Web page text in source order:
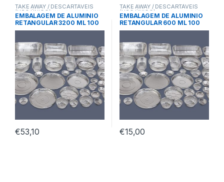
TAKE AWAY / DESCARTÁVEIS
(USO ÚNICO)
EMBALAGEM DE ALUMINIO
RETANGULAR 3200 ML 100
UN C/ TAMPA
€53,10
TAKE AWAY / DESCARTÁVEIS
(USO ÚNICO)
EMBALAGEM DE ALUMINIO
RETANGULAR 600 ML 100
UN C/TAMPA
€15,00